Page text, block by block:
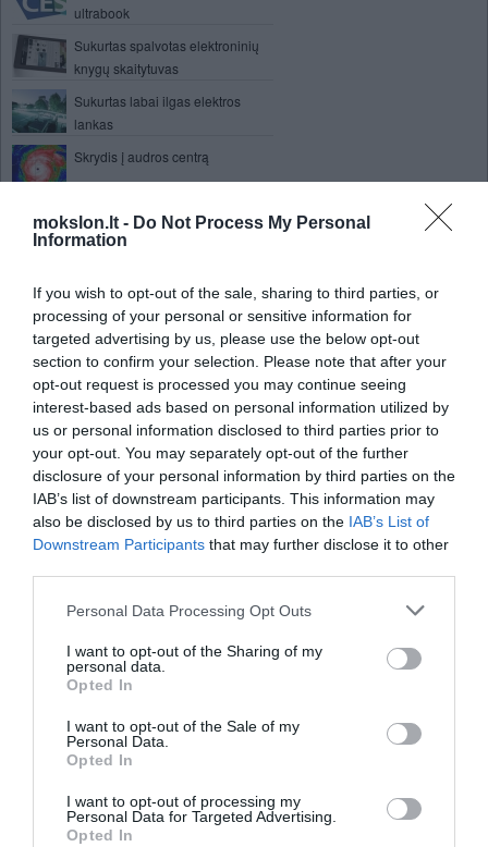
mokslon.lt - Do Not Process My Personal
Information
If you wish to opt-out of the sale, sharing to third parties, or
processing of your personal or sensitive information for
targeted advertising by us, please use the below opt-out
section to confirm your selection. Please note that after your
opt-out request is processed you may continue seeing
interest-based ads based on personal information utilized by
us or personal information disclosed to third parties prior to
your opt-out. You may separately opt-out of the further
disclosure of your personal information by third parties on the
IAB’s list of downstream participants. This information may
also be disclosed by us to third parties on the IAB’s List of
Downstream Participants that may further disclose it to other
Personal Data Processing Opt Outs
I want to opt-out of the Sharing of my
personal data.
Opted In
I want to opt-out of the Sale of my
Personal Data.
Opted In
I want to opt-out of processing my
Personal Data for Targeted Advertising.
Opted In
ultrabook
Sukurtas spalvotas elektroninių
knygų skaitytuvas
Sukurtas labai ilgas elektros
lankas
Skrydis į audros centrą
mažai
ir paciento kraujo grupės nesutapo
Archeologai Florencijoje rado
Monos Lizos palaikus?
Opel pristatė pigų 'vieno euro'
elektromobilį
Ką turėtume valgyti? Tyrimas
genetiniame lygmenyje
FTB išjungė Megaupload,
hakeriai išjungė FTB
Danijoje atidaryta viena
nebeatpažįstama, teigia ekspertai
Naujos kartos procesoriams
Žaibai generuoja antimedžiagą
Atrastas naujas energijos